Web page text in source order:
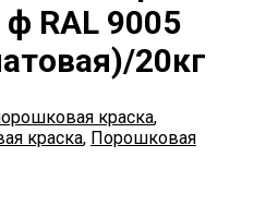
RAL 9005
20кг
краска,
краска, Порошковая